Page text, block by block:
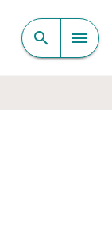
search menu